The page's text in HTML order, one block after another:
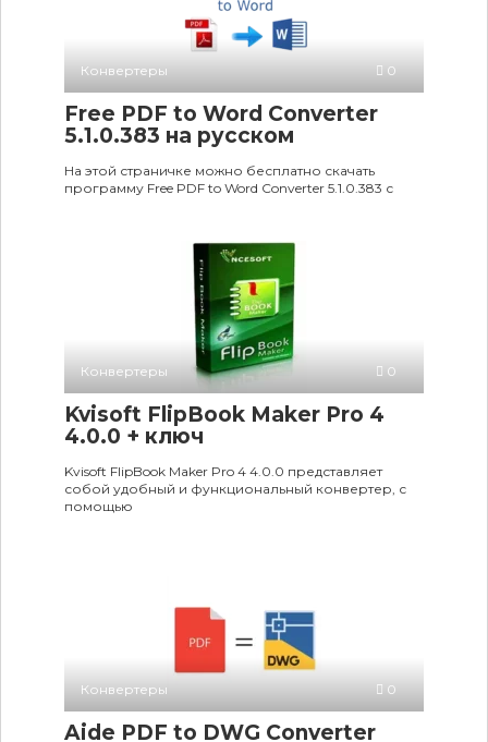
Конвертеры 0
Free PDF to Word Converter
5.1.0.383 на русском
На этой страничке можно бесплатно скачать
программу Free PDF to Word Converter 5.1.0.383 с
Конвертеры 0
Kvisoft FlipBook Maker Pro 4
4.0.0 + ключ
Kvisoft FlipBook Maker Pro 4 4.0.0 представляет
собой удобный и функциональный конвертер, с
помощью
Конвертеры 0
Aide PDF to DWG Converter